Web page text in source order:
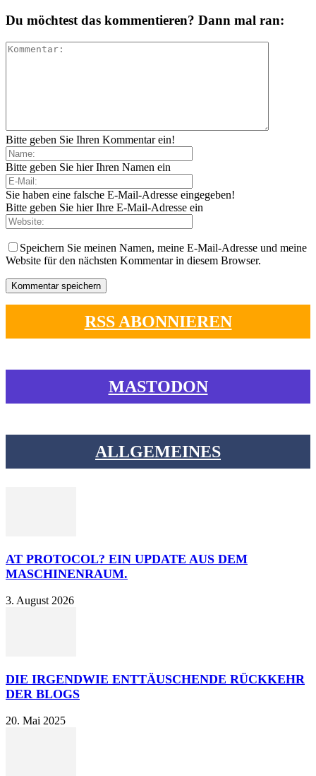
Du möchtest das kommentieren? Dann mal ran:
Bitte geben Sie Ihren Kommentar ein!
Bitte geben Sie hier Ihren Namen ein
Sie haben eine falsche E-Mail-Adresse eingegeben!
Bitte geben Sie hier Ihre E-Mail-Adresse ein
Speichern Sie meinen Namen, meine E-Mail-Adresse und meine
Website für den nächsten Kommentar in diesem Browser.
RSS ABONNIEREN
MASTODON
ALLGEMEINES
AT PROTOCOL? EIN UPDATE AUS DEM
MASCHINENRAUM.
3. August 2026
DIE IRGENDWIE ENTTÄUSCHENDE RÜCKKEHR
DER BLOGS
20. Mai 2025